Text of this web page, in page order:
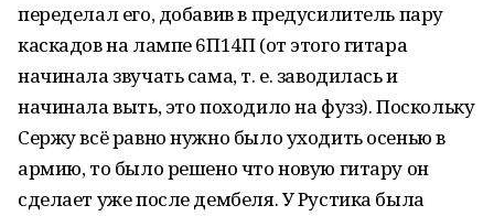
переделал его, добавив в предусилитель пару
каскадов на лампе 6П14П (от этого гитара
начинала звучать сама, т. е. заводилась и
начинала выть, это походило на фузз). Поскольку
Сержу всё равно нужно было уходить осенью в
армию, то было решено что новую гитару он
сделает уже после дембеля. У Рустика была